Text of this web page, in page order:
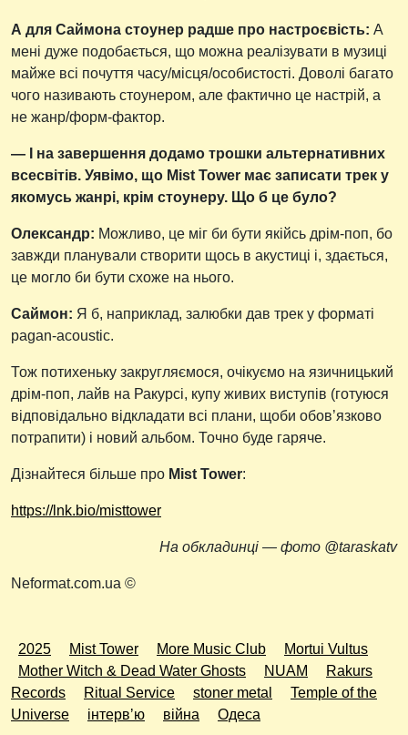
А для Саймона стоунер радше про настроєвість: А
мені дуже подобається, що можна реалізувати в музиці
майже всі почуття часу/місця/особистості. Доволі багато
чого називають стоунером, але фактично це настрій, а
не жанр/форм-фактор.
— І на завершення додамо трошки альтернативних
всесвітів. Уявімо, що Mist Tower має записати трек у
якомусь жанрі, крім стоунеру. Що б це було?
Олександр: Можливо, це міг би бути якійсь дрім-поп, бо
завжди планували створити щось в акустиці і, здається,
це могло би бути схоже на нього.
Саймон: Я б, наприклад, залюбки дав трек у форматі
pagan-acoustic.
Тож потихеньку закругляємося, очікуємо на язичницький
дрім-поп, лайв на Ракурсі, купу живих виступів (готуюся
відповідально відкладати всі плани, щоби обов’язково
потрапити) і новий альбом. Точно буде гаряче.
Дізнайтеся більше про Mist Tower:
https://lnk.bio/misttower
На обкладинці — фото @taraskatv
Neformat.com.ua ©
2025 Mist Tower More Music Club
Mortui Vultus
Mother Witch & Dead Water Ghosts
NUAM
Rakurs
Records
Ritual Service stoner metal
Temple of the
Universe
інтервʼю війна Одеса